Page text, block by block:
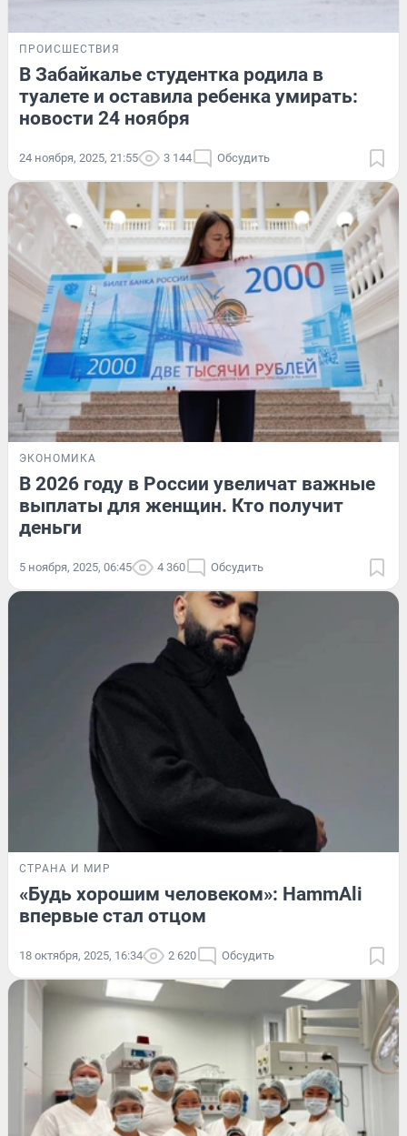
ПРОИСШЕСТВИЯ
В Забайкалье студентка родила в
туалете и оставила ребенка умирать:
новости 24 ноября
24 ноября, 2025, 21:55 3 144 Обсудить
ЭКОНОМИКА
В 2026 году в России увеличат важные
выплаты для женщин. Кто получит
деньги
5 ноября, 2025, 06:45 4 360 Обсудить
СТРАНА И МИР
«Будь хорошим человеком»: HammAli
впервые стал отцом
18 октября, 2025, 16:34 2 620 Обсудить